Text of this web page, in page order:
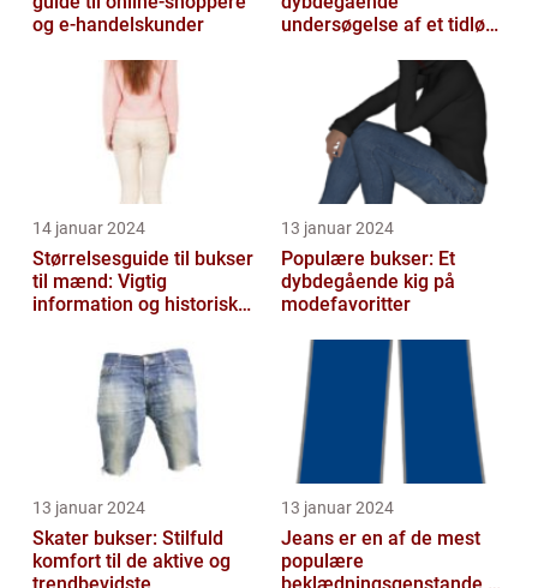
og e-handelskunder
undersøgelse af et tidløst
14 januar 2024
Størrelsesguide til bukser
til mænd: Vigtig
information og historisk
13 januar 2024
Populære bukser: Et
dybdegående kig på
modefavoritter
13 januar 2024
Skater bukser: Stilfuld
komfort til de aktive og
13 januar 2024
Jeans er en af de mest
populære